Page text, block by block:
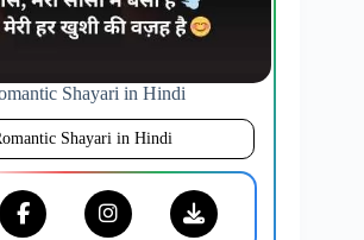
Shayari in Hindi
Shayari in Hindi